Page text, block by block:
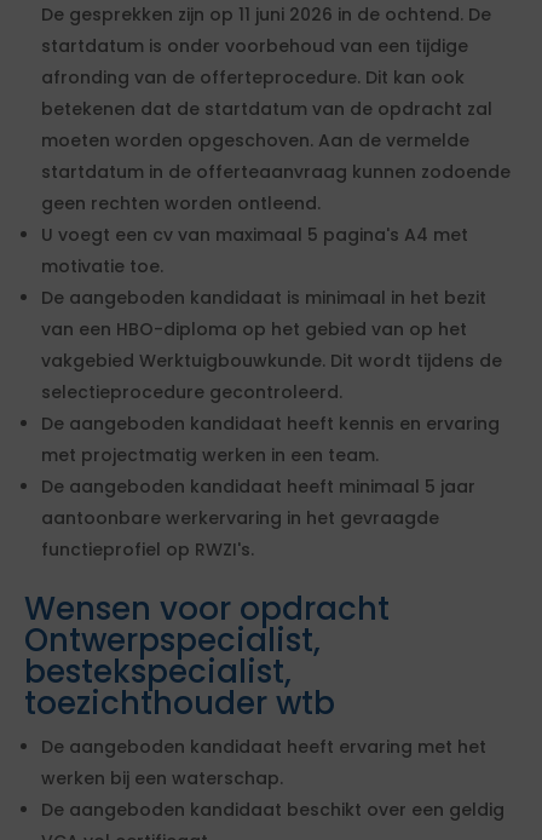
De gesprekken zijn op 11 juni 2026 in de ochtend. De
startdatum is onder voorbehoud van een tijdige
afronding van de offerteprocedure. Dit kan ook
betekenen dat de startdatum van de opdracht zal
moeten worden opgeschoven. Aan de vermelde
startdatum in de offerteaanvraag kunnen zodoende
geen rechten worden ontleend.
U voegt een cv van maximaal 5 pagina's A4 met
motivatie toe.
De aangeboden kandidaat is minimaal in het bezit
van een HBO-diploma op het gebied van op het
vakgebied Werktuigbouwkunde. Dit wordt tijdens de
selectieprocedure gecontroleerd.
De aangeboden kandidaat heeft kennis en ervaring
met projectmatig werken in een team.
De aangeboden kandidaat heeft minimaal 5 jaar
aantoonbare werkervaring in het gevraagde
functieprofiel op RWZI's.
Wensen voor opdracht
Ontwerpspecialist,
bestekspecialist,
toezichthouder wtb
De aangeboden kandidaat heeft ervaring met het
werken bij een waterschap.
De aangeboden kandidaat beschikt over een geldig